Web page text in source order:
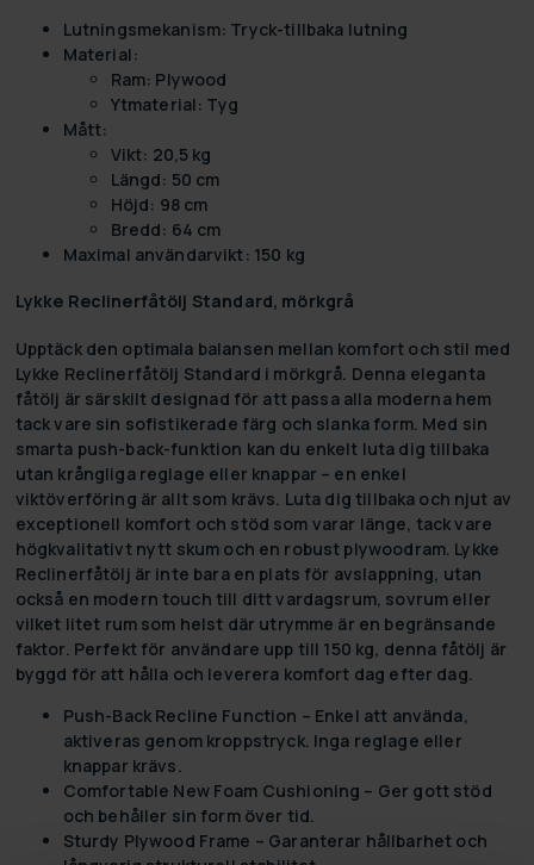
Lutningsmekanism: Tryck-tillbaka lutning
Material:
Ram: Plywood
Ytmaterial: Tyg
Mått:
Vikt: 20,5 kg
Längd: 50 cm
Höjd: 98 cm
Bredd: 64 cm
Maximal användarvikt: 150 kg
Lykke Reclinerfåtölj Standard, mörkgrå
Upptäck den optimala balansen mellan komfort och stil med
Lykke Reclinerfåtölj Standard i mörkgrå. Denna eleganta
fåtölj är särskilt designad för att passa alla moderna hem
tack vare sin sofistikerade färg och slanka form. Med sin
smarta push-back-funktion kan du enkelt luta dig tillbaka
utan krångliga reglage eller knappar – en enkel
viktöverföring är allt som krävs. Luta dig tillbaka och njut av
exceptionell komfort och stöd som varar länge, tack vare
högkvalitativt nytt skum och en robust plywoodram. Lykke
Reclinerfåtölj är inte bara en plats för avslappning, utan
också en modern touch till ditt vardagsrum, sovrum eller
vilket litet rum som helst där utrymme är en begränsande
faktor. Perfekt för användare upp till 150 kg, denna fåtölj är
byggd för att hålla och leverera komfort dag efter dag.
Push-Back Recline Function – Enkel att använda,
aktiveras genom kroppstryck. Inga reglage eller
knappar krävs.
Comfortable New Foam Cushioning – Ger gott stöd
och behåller sin form över tid.
Sturdy Plywood Frame – Garanterar hållbarhet och